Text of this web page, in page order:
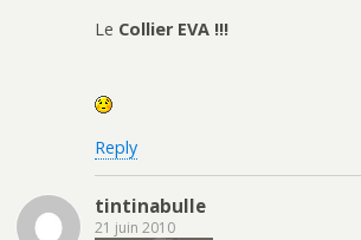
Le Collier EVA !!!
Reply
tintinabulle
21 juin 2010